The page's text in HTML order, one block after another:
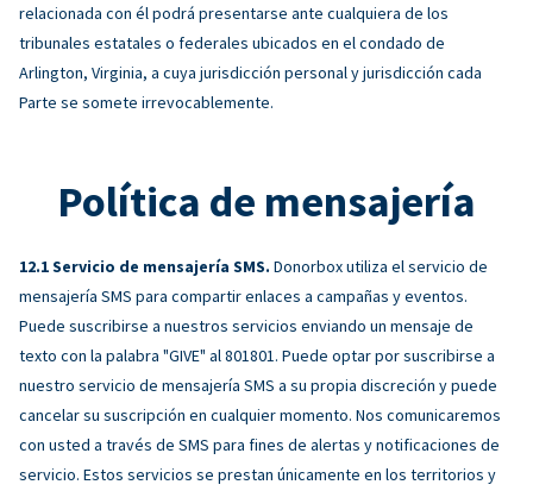
relacionada con él podrá presentarse ante cualquiera de los
tribunales estatales o federales ubicados en el condado de
Arlington, Virginia, a cuya jurisdicción personal y jurisdicción cada
Parte se somete irrevocablemente.
Política de mensajería
Servicio de mensajería SMS. Donorbox utiliza el servicio de
mensajería SMS para compartir enlaces a campañas y eventos.
Puede suscribirse a nuestros servicios enviando un mensaje de
texto con la palabra "GIVE" al 801801. Puede optar por suscribirse a
nuestro servicio de mensajería SMS a su propia discreción y puede
cancelar su suscripción en cualquier momento. Nos comunicaremos
con usted a través de SMS para fines de alertas y notificaciones de
servicio. Estos servicios se prestan únicamente en los territorios y